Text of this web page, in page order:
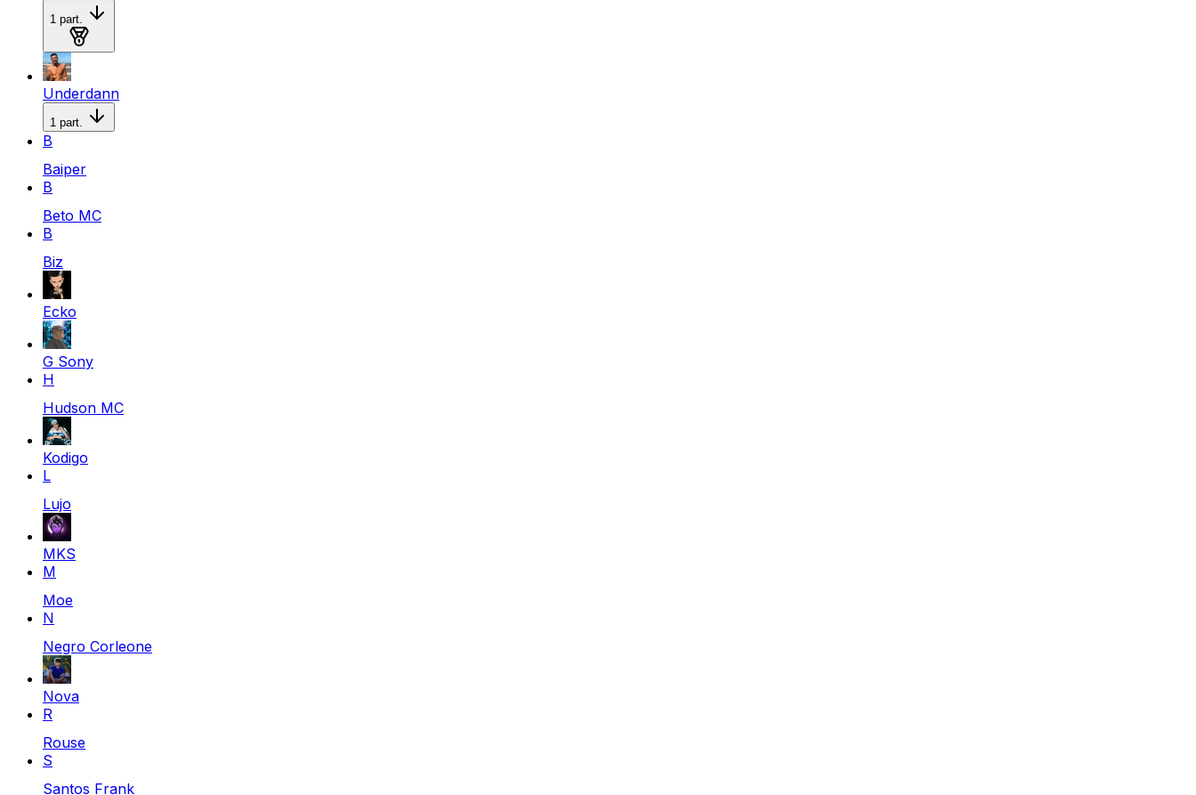
1 part.
Medalla de plata
Underdann
1 part.
B
Baiper
B
Beto MC
B
Biz
Ecko
G Sony
H
Hudson MC
Kodigo
L
Lujo
MKS
M
Moe
N
Negro Corleone
Nova
R
Rouse
S
Santos Frank